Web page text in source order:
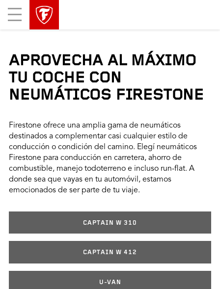
Mobile
Menu
APROVECHA AL MÁXIMO
TU COCHE CON
NEUMÁTICOS FIRESTONE
Firestone ofrece una amplia gama de neumáticos
destinados a complementar casi cualquier estilo de
conducción o condición del camino. Elegí neumáticos
Firestone para conducción en carretera, ahorro de
combustible, manejo todoterreno e incluso run-flat. A
donde sea que vayas en tu automóvil, estamos
emocionados de ser parte de tu viaje.
CAPTAIN W 310
CAPTAIN W 412
U-VAN